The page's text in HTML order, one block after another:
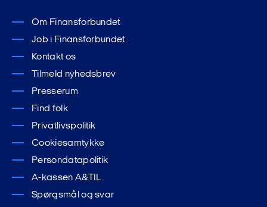
Om Finansforbundet
Job i Finansforbundet
Kontakt os
Tilmeld nyhedsbrev
Presserum
Find folk
Privatlivspolitik
Cookiesamtykke
Persondatapolitik
A-kassen A&TIL
Spørgsmål og svar